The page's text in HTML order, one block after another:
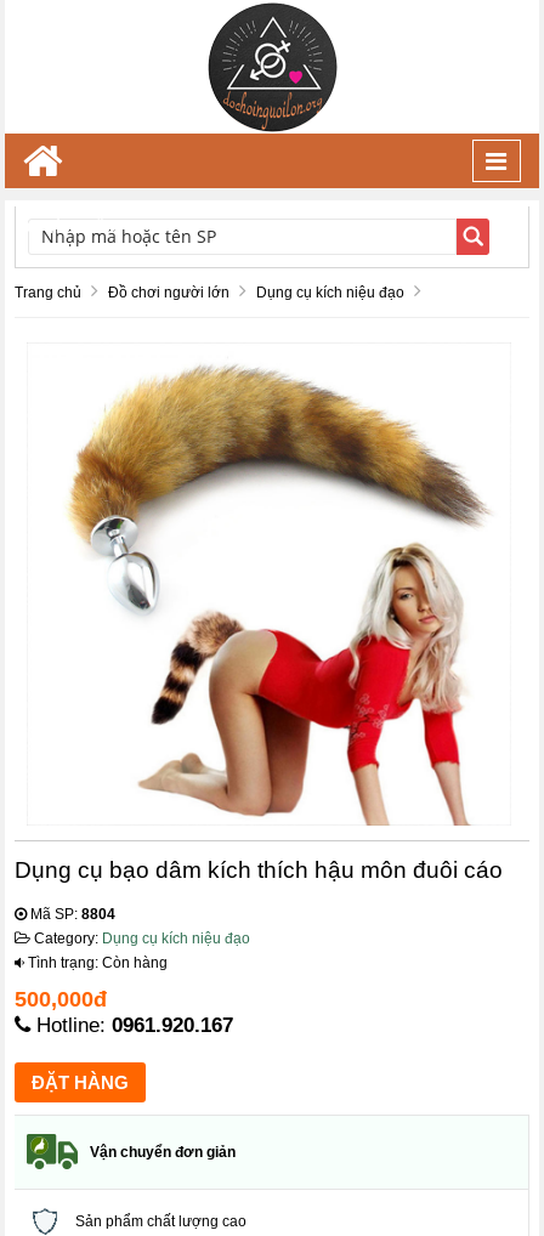
TÌM KIẾM
Trang chủ Đồ chơi người lớn Dụng cụ kích niệu đạo
Dụng cụ bạo dâm kích thích hậu môn đuôi cáo
Mã SP:8804
Category: Dụng cụ kích niệu đạo
Tình trạng: Còn hàng
500,000đ
Hotline:0961.920.167
Vận chuyển đơn giản
Sản phẩm chất lượng cao